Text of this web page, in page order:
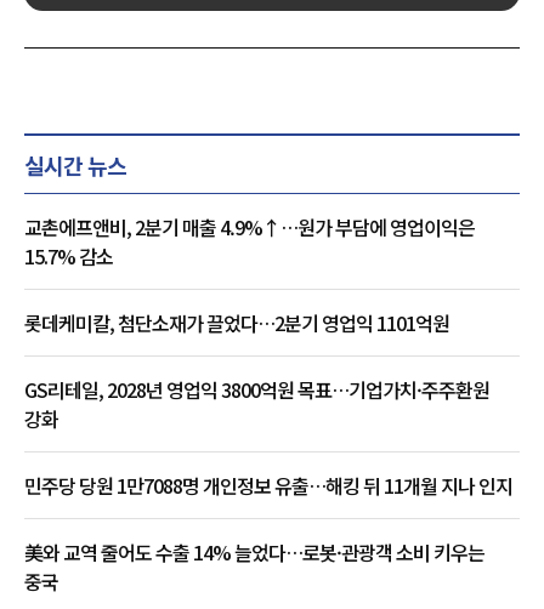
실시간 뉴스
교촌에프앤비, 2분기 매출 4.9%↑…원가 부담에 영업이익은
15.7% 감소
롯데케미칼, 첨단소재가 끌었다…2분기 영업익 1101억원
GS리테일, 2028년 영업익 3800억원 목표…기업가치·주주환원
강화
민주당 당원 1만7088명 개인정보 유출…해킹 뒤 11개월 지나 인지
美와 교역 줄어도 수출 14% 늘었다…로봇·관광객 소비 키우는
중국